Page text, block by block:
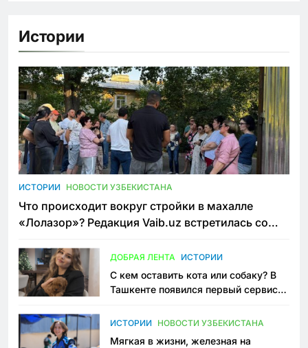
Истории
ИСТОРИИ НОВОСТИ УЗБЕКИСТАНА
Что происходит вокруг стройки в махалле
«Лолазор»? Редакция Vaib.uz встретилась со
ДОБРАЯ ЛЕНТА ИСТОРИИ
С кем оставить кота или собаку? В
Ташкенте появился первый сервис
ИСТОРИИ НОВОСТИ УЗБЕКИСТАНА
Мягкая в жизни, железная на